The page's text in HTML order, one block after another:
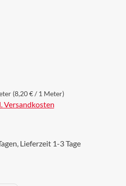
(8,20 € / 1 Meter)
Versandkosten
Lieferzeit 1-3 Tage